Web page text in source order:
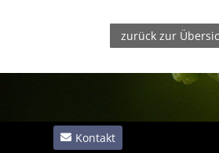
zurück zur
Kontakt